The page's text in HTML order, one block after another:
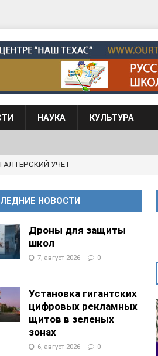
НАУКА КУЛЬТУРА
УЧЕТ
ШКОЛЫ И
НОВОСТИ
Дроны для защиты
школ
7, август 2026 0
Установка гигантских
цифровых рекламных
щитов в зеленых
зонах
6, август 2026 0